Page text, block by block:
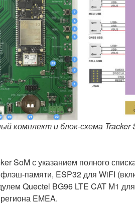
комплект и блок-схема Tracker
SoM с указанием полного
памяти, ESP32 для WiFI
Quectel BG96 LTE CAT M1
EMEA.